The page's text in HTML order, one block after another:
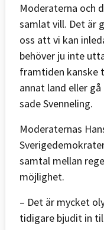
Moderaterna och
samlat vill. Det är
oss att vi kan
behöver ju inte
framtiden kanske
annat land eller
sade Svenneling.
Moderaternas
samtal mellan
möjlighet.
– Det är mycket
tidigare bjudit in